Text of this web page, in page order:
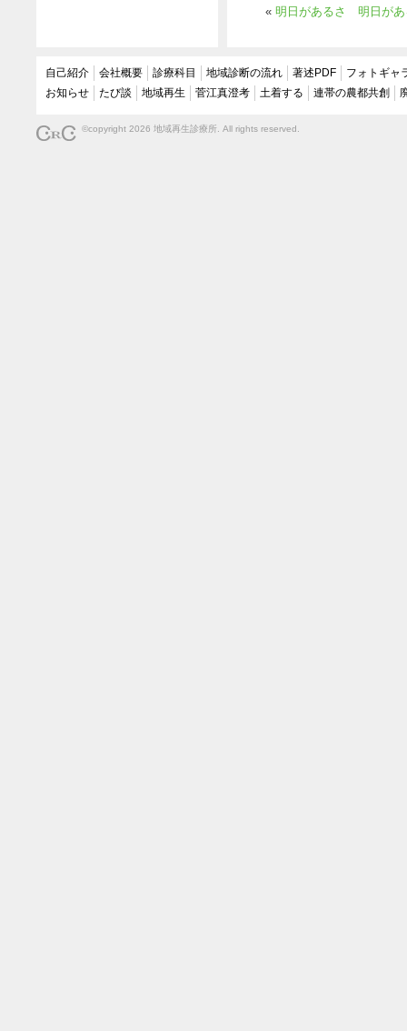
«明日があるさ 明日があ
自己紹介 会社概要 診療科目 地域診断の流れ 著述PDF
フォトギャ
お知らせ
たび談 地域再生 菅江真澄考 土着する 連帯の農都共創
©copyright 2026 地域再生診療所. All rights reserved.